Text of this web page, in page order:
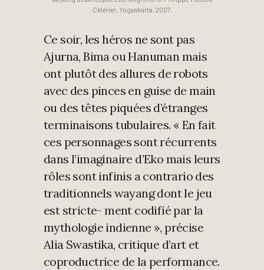
Célérier, Yogyakarta, 2007.
Ce soir, les héros ne sont pas
Ajurna, Bima ou Hanuman mais
ont plutôt des allures de robots
avec des pinces en guise de main
ou des têtes piquées d’étranges
terminaisons tubulaires. « En fait
ces personnages sont récurrents
dans l’imaginaire d’Eko mais leurs
rôles sont infinis a contrario des
traditionnels wayang dont le jeu
est stricte- ment codifié par la
mythologie indienne », précise
Alia Swastika, critique d’art et
coproductrice de la performance.